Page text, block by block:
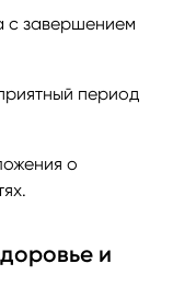
с завершением
период
о
и